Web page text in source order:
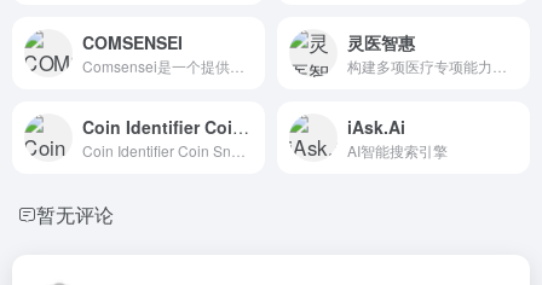
COMSENSEI 灵医智惠
Coin Identifier Coin Snap iAsk.Ai
AI智能搜索引擎
暂无评论